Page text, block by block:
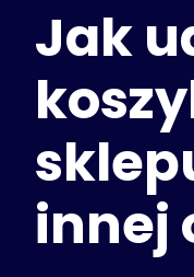
Jak
innej